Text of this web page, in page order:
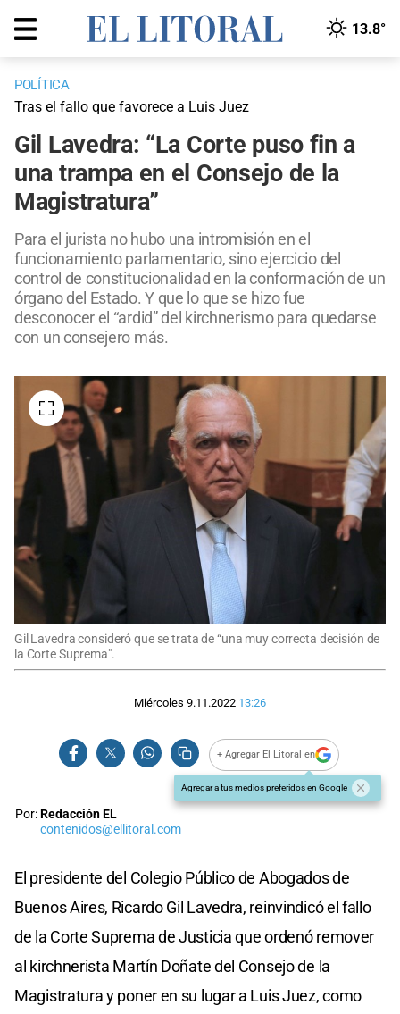
13.8°
POLÍTICA
Tras el fallo que favorece a Luis Juez
Gil Lavedra: “La Corte puso fin a
una trampa en el Consejo de la
Magistratura”
Para el jurista no hubo una intromisión en el
funcionamiento parlamentario, sino ejercicio del
control de constitucionalidad en la conformación de un
órgano del Estado. Y que lo que se hizo fue
desconocer el “ardid” del kirchnerismo para quedarse
con un consejero más.
Gil Lavedra consideró que se trata de “una muy correcta decisión de
la Corte Suprema".
Miércoles 9.11.2022 13:26
+ Agregar El Litoral en
Agregar a tus medios preferidos en Google
Por:Redacción EL
contenidos@ellitoral.com
El presidente del Colegio Público de Abogados de
Buenos Aires, Ricardo Gil Lavedra, reinvindicó el fallo
de la Corte Suprema de Justicia que ordenó remover
al kirchnerista Martín Doñate del Consejo de la
Magistratura y poner en su lugar a Luis Juez, como